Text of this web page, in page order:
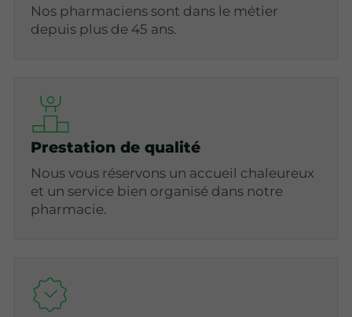
Nos pharmaciens sont dans le métier
depuis plus de 45 ans.
Prestation de qualité
Nous vous réservons un accueil chaleureux
et un service bien organisé dans notre
pharmacie.